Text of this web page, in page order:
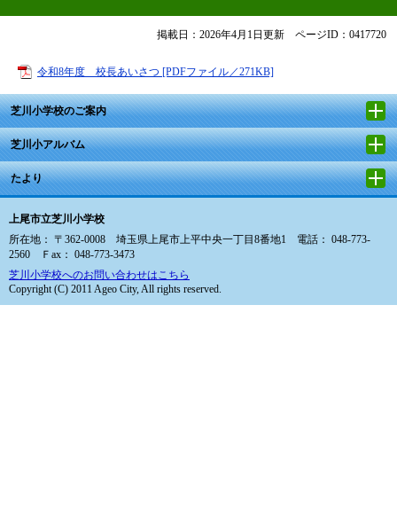
掲載日：2026年4月1日更新 ページID：0417720
令和8年度 校長あいさつ [PDFファイル／271KB]
芝川小学校のご案内
芝川小アルバム
たより
上尾市立芝川小学校
所在地： 〒362-0008 埼玉県上尾市上平中央一丁目8番地1 電話： 048-773-
2560 Ｆax： 048-773-3473
芝川小学校へのお問い合わせはこちら
Copyright (C) 2011 Ageo City, All rights reserved.